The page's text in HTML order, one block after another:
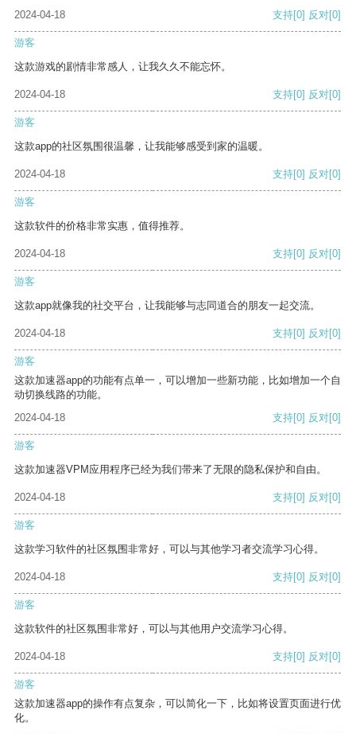
2024-04-18 支持[0] 反对[0]
游客
这款游戏的剧情非常感人，让我久久不能忘怀。
2024-04-18 支持[0] 反对[0]
游客
这款app的社区氛围很温馨，让我能够感受到家的温暖。
2024-04-18 支持[0] 反对[0]
游客
这款软件的价格非常实惠，值得推荐。
2024-04-18 支持[0] 反对[0]
游客
这款app就像我的社交平台，让我能够与志同道合的朋友一起交流。
2024-04-18 支持[0] 反对[0]
游客
这款加速器app的功能有点单一，可以增加一些新功能，比如增加一个自
动切换线路的功能。
2024-04-18
支持[0] 反对[0]
游客
这款加速器VPM应用程序已经为我们带来了无限的隐私保护和自由。
2024-04-18 支持[0] 反对[0]
游客
这款学习软件的社区氛围非常好，可以与其他学习者交流学习心得。
2024-04-18 支持[0] 反对[0]
游客
这款软件的社区氛围非常好，可以与其他用户交流学习心得。
2024-04-18 支持[0] 反对[0]
游客
这款加速器app的操作有点复杂，可以简化一下，比如将设置页面进行优
化。